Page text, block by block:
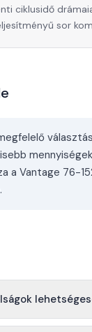
ciklusidő
sor
a Vantage 76-